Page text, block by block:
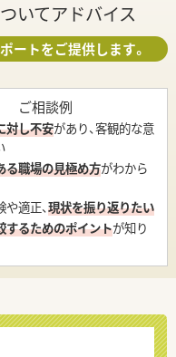
いてアドバイス
ートをご提供します。
ご相談例
対し不安があり、客観的な意
る職場の見極め方がわから
適正、現状を振り返りたい
するためのポイントが知り